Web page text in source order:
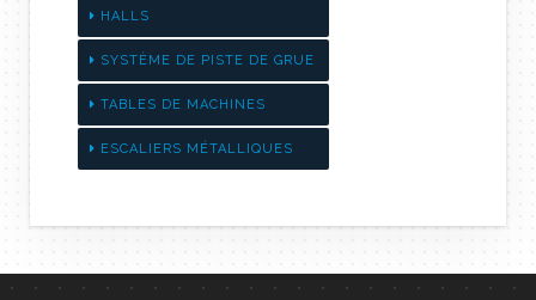
HALLS
SYSTÈME DE PISTE DE GRUE
TABLES DE MACHINES
ESCALIERS MÉTALLIQUES